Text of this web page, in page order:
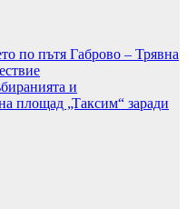
по пътя Габрово – Трявна
и
площад „Таксим“ заради